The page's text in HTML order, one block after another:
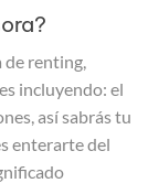
de renting,
incluyendo: el
así sabrás tu
enterarte del